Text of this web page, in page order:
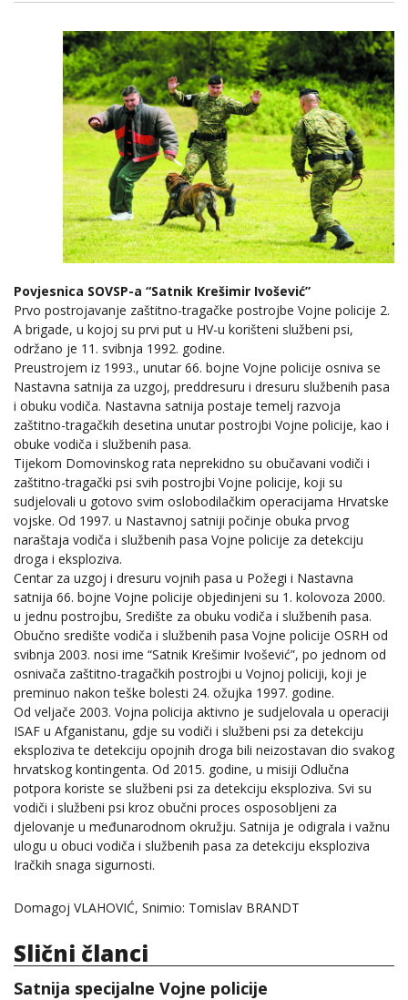
Povjesnica SOVSP-a “Satnik Krešimir Ivošević”
Prvo postrojavanje zaštitno-tragačke postrojbe Vojne policije 2.
A brigade, u kojoj su prvi put u HV-u korišteni službeni psi,
održano je 11. svibnja 1992. godine.
Preustrojem iz 1993., unutar 66. bojne Vojne policije osniva se
Nastavna satnija za uzgoj, preddresuru i dresuru službenih pasa
i obuku vodiča. Nastavna satnija postaje temelj razvoja
zaštitno-tragačkih desetina unutar postrojbi Vojne policije, kao i
obuke vodiča i službenih pasa.
Tijekom Domovinskog rata neprekidno su obučavani vodiči i
zaštitno-tragački psi svih postrojbi Vojne policije, koji su
sudjelovali u gotovo svim oslobodilačkim operacijama Hrvatske
vojske. Od 1997. u Nastavnoj satniji počinje obuka prvog
naraštaja vodiča i službenih pasa Vojne policije za detekciju
droga i eksploziva.
Centar za uzgoj i dresuru vojnih pasa u Požegi i Nastavna
satnija 66. bojne Vojne policije objedinjeni su 1. kolovoza 2000.
u jednu postrojbu, Središte za obuku vodiča i službenih pasa.
Obučno središte vodiča i službenih pasa Vojne policije OSRH od
svibnja 2003. nosi ime “Satnik Krešimir Ivošević”, po jednom od
osnivača zaštitno-tragačkih postrojbi u Vojnoj policiji, koji je
preminuo nakon teške bolesti 24. ožujka 1997. godine.
Od veljače 2003. Vojna policija aktivno je sudjelovala u operaciji
ISAF u Afganistanu, gdje su vodiči i službeni psi za detekciju
eksploziva te detekciju opojnih droga bili neizostavan dio svakog
hrvatskog kontingenta. Od 2015. godine, u misiji Odlučna
potpora koriste se službeni psi za detekciju eksploziva. Svi su
vodiči i službeni psi kroz obučni proces osposobljeni za
djelovanje u međunarodnom okružju. Satnija je odigrala i važnu
ulogu u obuci vodiča i službenih pasa za detekciju eksploziva
Iračkih snaga sigurnosti.
Domagoj VLAHOVIĆ, Snimio: Tomislav BRANDT
Slični članci
Satnija specijalne Vojne policije